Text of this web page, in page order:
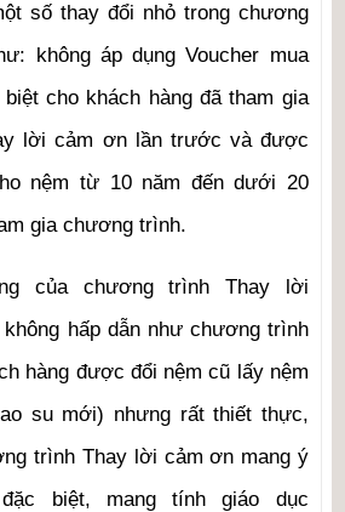
số thay đổi nhỏ trong chương
không áp dụng Voucher mua
cho khách hàng đã tham gia
lời cảm ơn lần trước và được
nệm từ 10 năm đến dưới 20
gia chương trình.
của chương trình Thay lời
hấp dẫn như chương trình
hàng được đổi nệm cũ lấy nệm
su mới) nhưng rất thiết thực,
trình Thay lời cảm ơn mang ý
biệt, mang tính giáo dục